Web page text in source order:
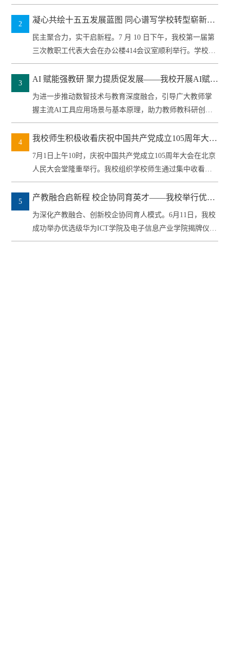
李黎武带队，...
2
凝心共绘十五五发展蓝图 同心谱写学校转型崭新篇
章 —— 我校第一届第三次教职工代表大会顺利召开
民主聚合力，实干启新程。7 月 10 日下午，我校第一届第
三次教职工代表大会在办公楼414会议室顺利举行。学校全
体班...
3
AI 赋能强教研 聚力提质促发展——我校开展AI赋能
教师教学科研能力提升专题培训
为进一步推动数智技术与教育深度融合，引导广大教师掌
握主流AI工具应用场景与基本原理，助力教师教科研创新
能力提升，构建学...
4
我校师生积极收看庆祝中国共产党成立105周年大会
直播
7月1日上午10时，庆祝中国共产党成立105周年大会在北京
人民大会堂隆重举行。我校组织学校师生通过集中收看、
线上收听等...
5
产教融合启新程 校企协同育英才——我校举行优选
级华为ICT学院及电子信息产业学院揭牌仪式暨理事
会第一次会议
为深化产教融合、创新校企协同育人模式。6月11日，我校
成功举办优选级华为ICT学院及电子信息产业学院揭牌仪式
暨产业...